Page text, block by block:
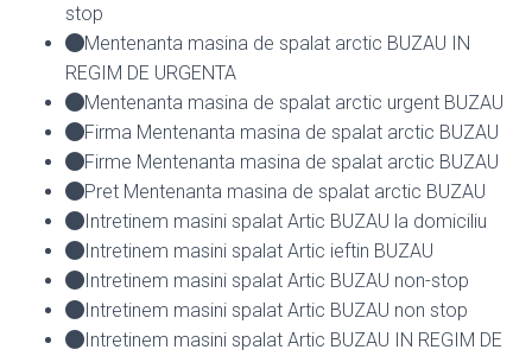
stop
Mentenanta masina de spalat arctic BUZAU IN
REGIM DE URGENTA
Mentenanta masina de spalat arctic urgent BUZAU
Firma Mentenanta masina de spalat arctic BUZAU
Firme Mentenanta masina de spalat arctic BUZAU
Pret Mentenanta masina de spalat arctic BUZAU
Intretinem masini spalat Artic BUZAU la domiciliu
Intretinem masini spalat Artic ieftin BUZAU
Intretinem masini spalat Artic BUZAU non-stop
Intretinem masini spalat Artic BUZAU non stop
Intretinem masini spalat Artic BUZAU IN REGIM DE